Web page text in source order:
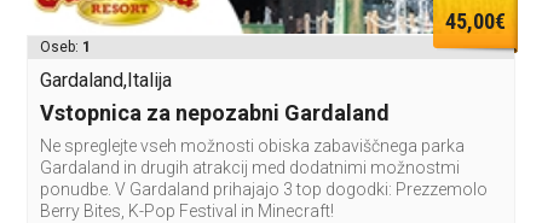
45,00€
Oseb: 1
Gardaland,Italija
Vstopnica za nepozabni Gardaland
Ne spreglejte vseh možnosti obiska zabaviščnega parka
Gardaland in drugih atrakcij med dodatnimi možnostmi
ponudbe. V Gardaland prihajajo 3 top dogodki: Prezzemolo
Berry Bites, K-Pop Festival in Minecraft!